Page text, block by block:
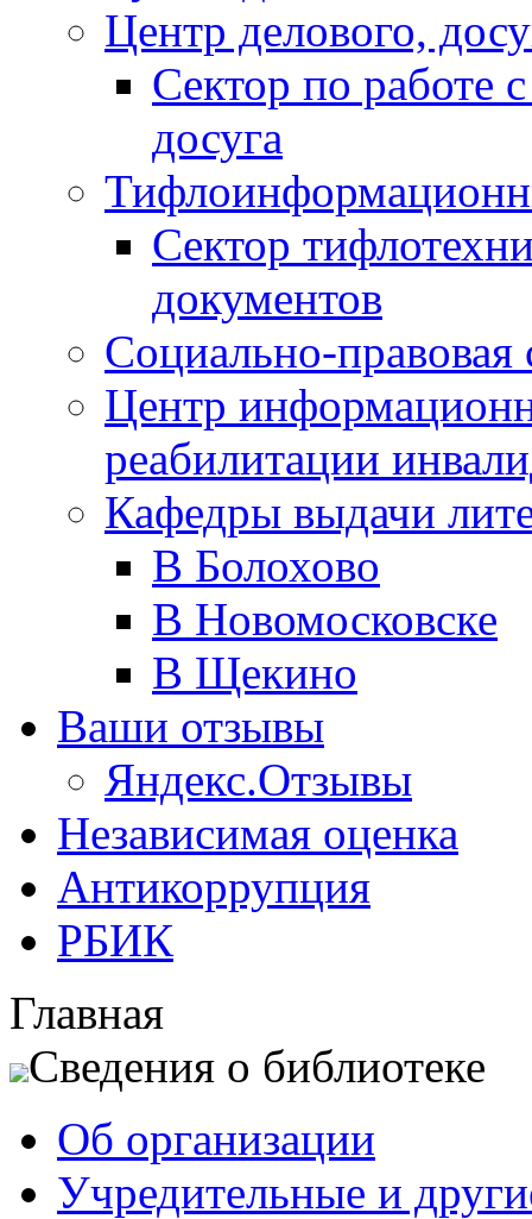
Центр делового,
Сектор по работе
досуга
Сектор
документов
Социально-правовая
Центр
реабилитации
Кафедры выдачи
В Болохово
В Новомосковске
В Щекино
Ваши отзывы
Яндекс.Отзывы
Независимая оценка
Антикоррупция
РБИК
Главная
Сведения о библиотеке
Об организации
Учредительные и